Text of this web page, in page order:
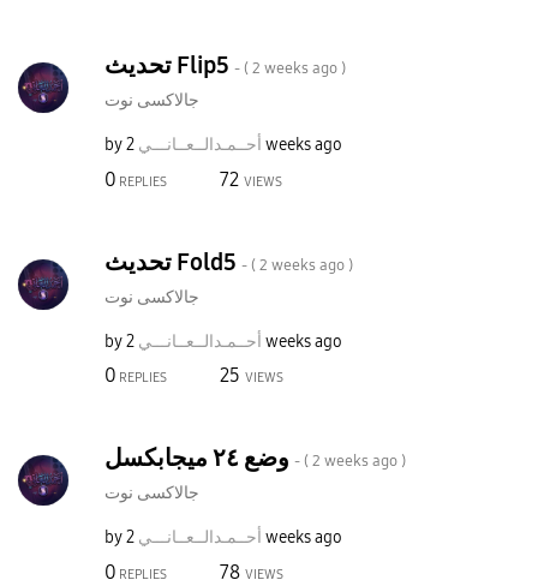
تحديث Flip5 - ( 2 weeks ago )
جالاكسى نوت
by أحــمـدالــعــانـــي 2 weeks ago
0 REPLIES 72 VIEWS
تحديث Fold5 - ( 2 weeks ago )
جالاكسى نوت
by أحــمـدالــعــانـــي 2 weeks ago
0 REPLIES 25 VIEWS
- ( 2 weeks ago )
جالاكسى نوت
by أحــمـدالــعــانـــي 2 weeks ago
0 REPLIES 78 VIEWS